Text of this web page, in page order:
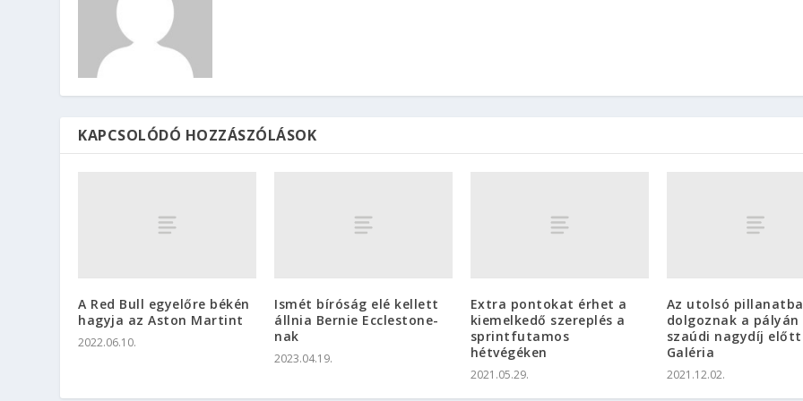
KAPCSOLÓDÓ HOZZÁSZÓLÁSOK
A Red Bull egyelőre békén
hagyja az Aston Martint
2022.06.10.
Ismét bíróság elé kellett
állnia Bernie Ecclestone-
nak
2023.04.19.
Extra pontokat érhet a
kiemelkedő szereplés a
sprintfutamos
hétvégéken
2021.05.29.
Az utolsó
dolgoznak a pályán
szaúdi nagydíj előtt
Galéria
2021.12.02.